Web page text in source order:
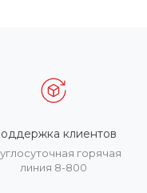
клиентов
горячая
линия 8-800